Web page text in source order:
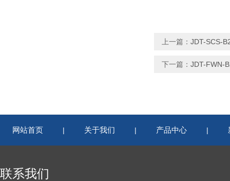
上一篇： JDT-SCS-
下一篇： JDT-FWN-
网站首页 | 关于我们 | 产品中心 |
联系我们